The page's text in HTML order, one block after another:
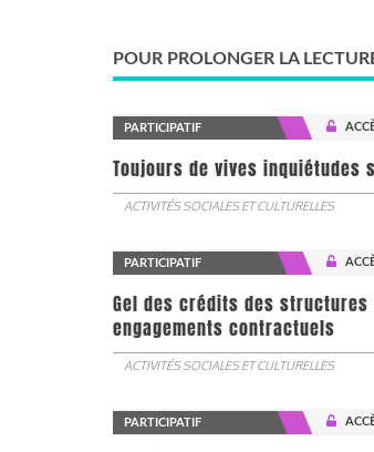
POUR PROLONGER LA
PARTICIPATIF
Toujours de vives
ACTIVITÉS SOCIALES ET CULTURELLES
PARTICIPATIF
Gel des crédits des
engagements contractuels
ACTIVITÉS SOCIALES ET CULTURELLES
PARTICIPATIF